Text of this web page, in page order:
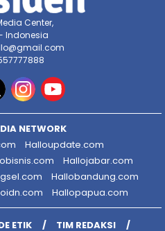
Center,
Indonesia
NETWORK
Halloupdate.com
Hallojabar.com
Hallobandung.com
Hallopapua.com
ETIK TIM REDAKSI